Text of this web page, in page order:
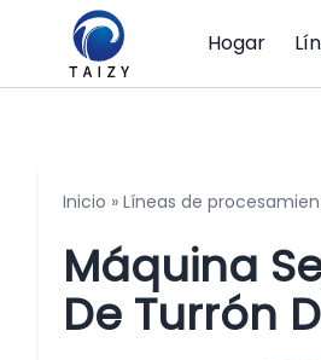
Hogar
Inicio » Líneas de
Máquina
De Turrón